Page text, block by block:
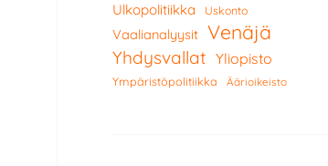
Ulkopolitiikka Uskonto
Vaalianalyysit Venäjä
Yhdysvallat Yliopisto
Ympäristöpolitiikka Äärioikeisto